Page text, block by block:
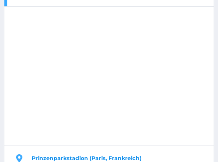
Prinzenparkstadion (Paris, Frankreich)